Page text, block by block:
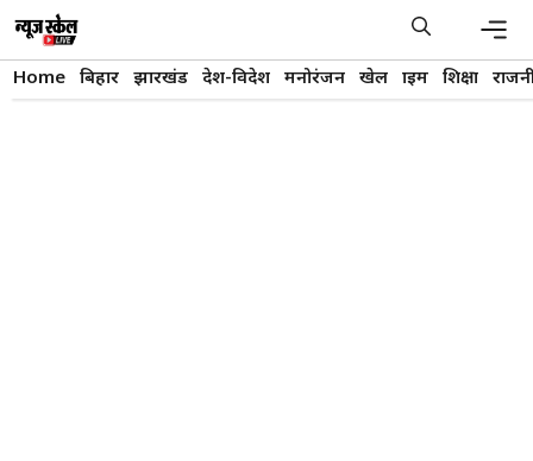
content
Home बिहार झारखंड देश-विदेश मनोरंजन खेल क्राइम शिक्षा